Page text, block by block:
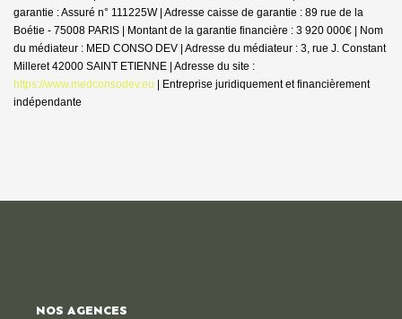
garantie : Assuré n° 111225W | Adresse caisse de garantie : 89 rue de la
Boétie - 75008 PARIS | Montant de la garantie financière : 3 920 000€ | Nom
du médiateur : MED CONSO DEV | Adresse du médiateur : 3, rue J. Constant
Milleret 42000 SAINT ETIENNE | Adresse du site :
https://www.medconsodev.eu | Entreprise juridiquement et financièrement
indépendante
NOS AGENCES